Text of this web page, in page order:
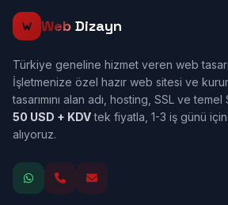
Web Dizayn
Türkiye geneline hizmet veren web
İşletmenize özel hazır web sitesi ve
tasarımını alan adı, hosting, SSL ve temel
50 USD + KDVtek fiyatla, 1-3 iş günü
alıyoruz.